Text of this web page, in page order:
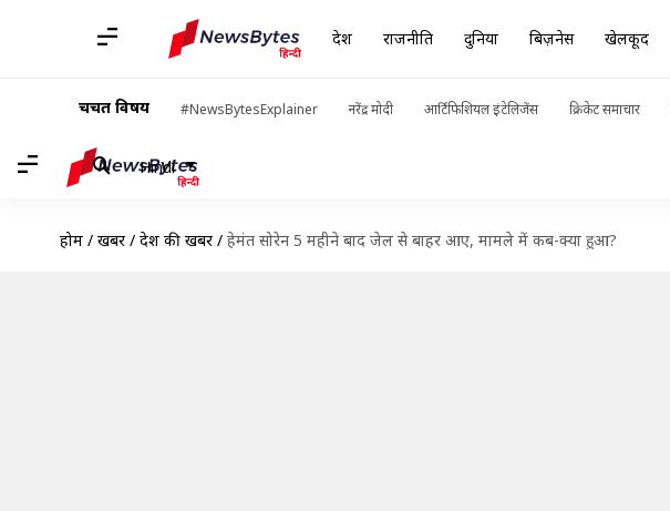
देश राजनीति दुनिया बिज़नेस खेलकूद
चर्चित विषय #NewsBytesExplainer नरेंद्र मोदी आर्टिफिशियल इंटेलिजेंस क्रिकेट समाचार
Hindi
होम / खबरें / देश की खबरें / हेमंत सोरेन 5 महीने बाद जेल से बाहर आए, मामले में कब-क्या हुआ?